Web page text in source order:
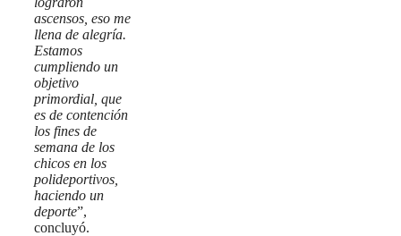
ascensos, eso me
llena de alegría.
Estamos
cumpliendo un
objetivo
primordial, que
es de contención
los fines de
semana de los
chicos en los
polideportivos,
haciendo un
deporte”,
concluyó.